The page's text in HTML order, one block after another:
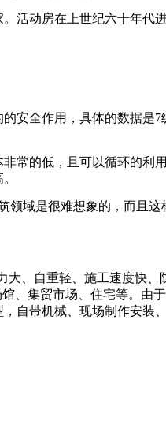
活动房在上世纪六十年
安全作用，具体的数据是
常的低，且可以循环的
域是很难想象的，而且
、自重轻、施工速度快
、集贸市场、住宅等。由
带机械、现场制作安装